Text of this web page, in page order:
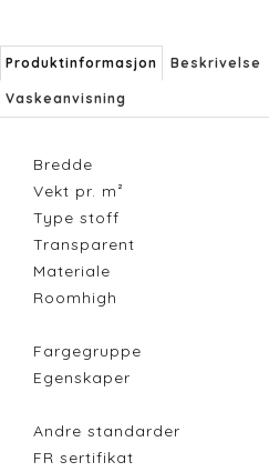
Produktinformasjon Beskrivelse
Vaskeanvisning
Bredde
Vekt pr. m²
Type stoff
Transparent
Materiale
Roomhigh
Fargegruppe
Egenskaper
Andre standarder
FR sertifikat